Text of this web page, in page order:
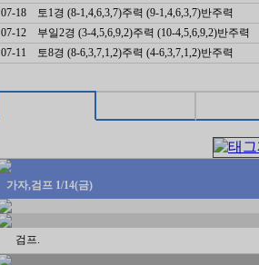
07-18
토1경 (8-1,4,6,3,7)주력 (9-1,4,6,3,7)반주력
07-12
부일2경 (3-4,5,6,9,2)주력 (10-4,5,6,9,2)반주력
07-11
토8경 (8-6,3,7,1,2)주력 (4-6,3,7,1,2)반주력
가자,검프 1/14(금)
검프.